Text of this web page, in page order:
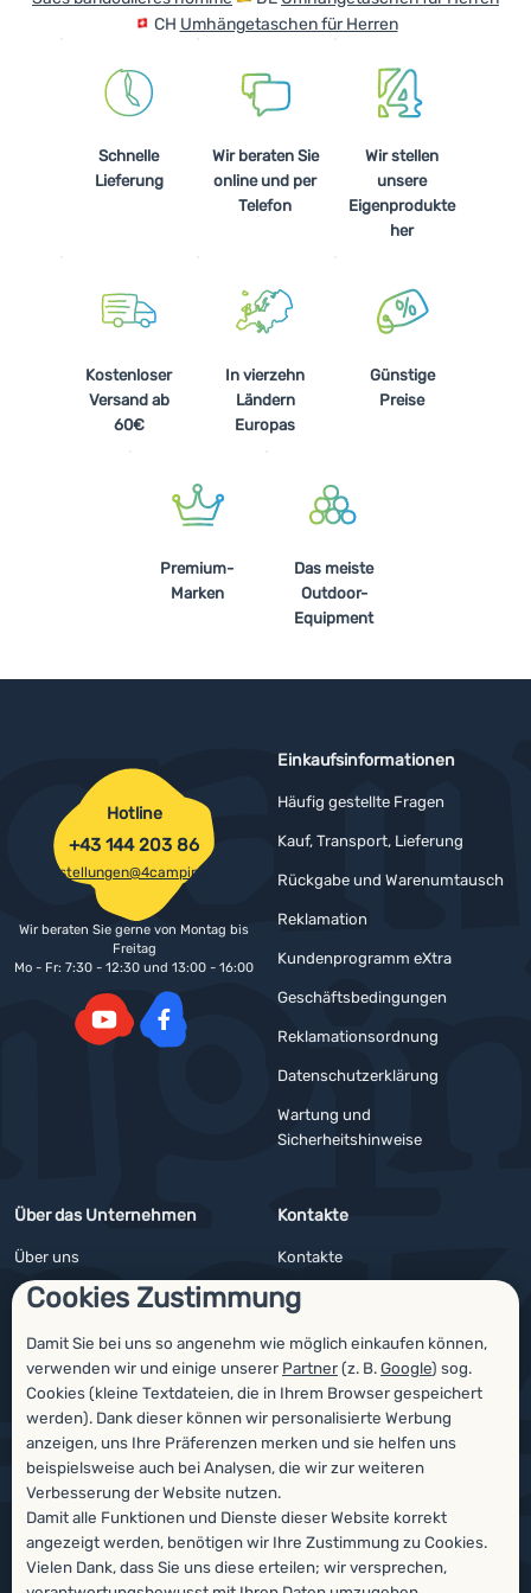
Cookies Zustimmung
Damit Sie bei uns so angenehm wie möglich einkaufen können,
verwenden wir und einige unserer Partner(z. B.Google) sog.
Cookies (kleine Textdateien, die in Ihrem Browser gespeichert
werden). Dank dieser können wir personalisierte Werbung
anzeigen, uns Ihre Präferenzen merken und sie helfen uns
beispielsweise auch bei Analysen, die wir zur weiteren
Verbesserung der Website nutzen.
Damit alle Funktionen und Dienste dieser Website korrekt
angezeigt werden, benötigen wir Ihre Zustimmung zu Cookies.
Vielen Dank, dass Sie uns diese erteilen; wir versprechen,
CH Umhängetaschen für Herren
Schnelle
Lieferung
Wir beraten Sie
online und per
Telefon
Wir stellen
unsere
Eigenprodukte
her
Kostenloser
Versand ab
60€
In vierzehn
Ländern
Europas
Günstige
Preise
Premium-
Marken
Das meiste
Outdoor-
Equipment
Einkaufsinformationen
Häufig gestellte Fragen
Kauf, Transport, Lieferung
Rückgabe und Warenumtausch
Reklamation
Kundenprogramm eXtra
Geschäftsbedingungen
Reklamationsordnung
Datenschutzerklärung
Wartung und
Sicherheitshinweise
Über das Unternehmen
Über uns
Impressum
4camping4nature
Unsere Tester
Kontakte
Kontakte
Angebote für Firmen und Vereine
Newsletter
Hotline
+43 144 203 86
bestellungen@4camping.at
Wir beraten Sie gerne von Montag bis
Freitag
Mo - Fr: 7:30 - 12:30 und 13:00 - 16:00
Auszeichnungen